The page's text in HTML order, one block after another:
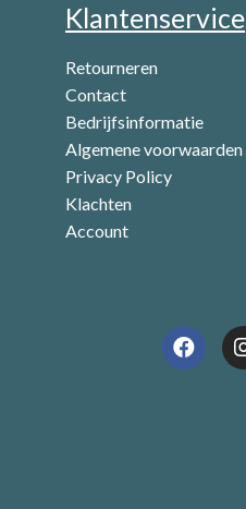
Klantenservice
Retourneren
Contact
Bedrijfsinformatie
Algemene voorwaarden
Privacy Policy
Klachten
Account